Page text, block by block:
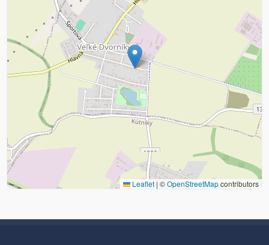
Leaflet | ©OpenStreetMapcontributors